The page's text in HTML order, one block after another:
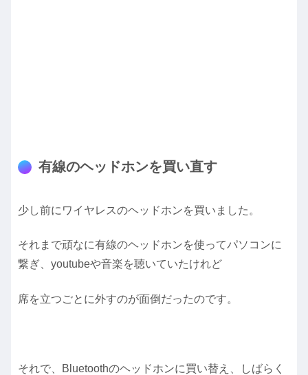
有線のヘッドホンを買い直す
少し前にワイヤレスのヘッドホンを買いました。
それまで頑なに有線のヘッドホンを使ってパソコンに
繋ぎ、youtubeや音楽を聴いていたけれど
席を立つごとに外すのが面倒だったのです。
それで、Bluetoothのヘッドホンに買い替え、しばらく